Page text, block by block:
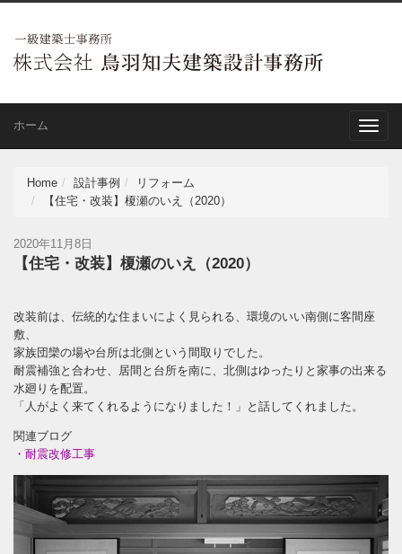
Toggle
ホーム
Home 設計事例
リフォーム
【住宅・改装】榎瀬のいえ（2020）
2020年11月8日
【住宅・改装】榎瀬のいえ（2020）
改装前は、伝統的な住まいによく見られる、環境のいい南側に客間座
敷、
家族団欒の場や台所は北側という間取りでした。
耐震補強と合わせ、居間と台所を南に、北側はゆったりと家事の出来る
水廻りを配置。
「人がよく来てくれるようになりました！」と話してくれました。
関連ブログ
・耐震改修工事